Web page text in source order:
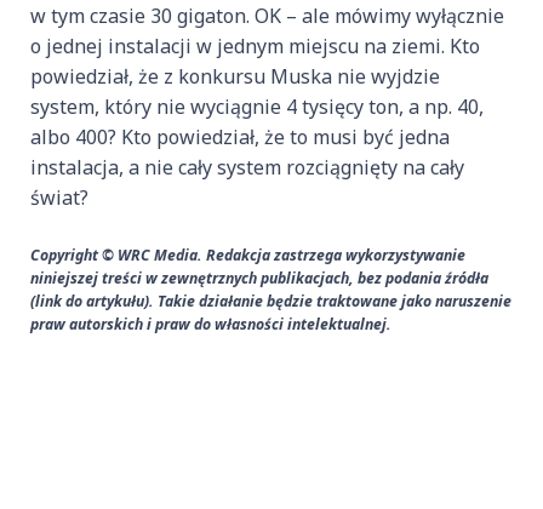
w tym czasie 30 gigaton. OK – ale mówimy wyłącznie
o jednej instalacji w jednym miejscu na ziemi. Kto
powiedział, że z konkursu Muska nie wyjdzie
system, który nie wyciągnie 4 tysięcy ton, a np. 40,
albo 400? Kto powiedział, że to musi być jedna
instalacja, a nie cały system rozciągnięty na cały
świat?
Copyright © WRC Media. Redakcja zastrzega wykorzystywanie
niniejszej treści w zewnętrznych publikacjach, bez podania źródła
(link do artykułu). Takie działanie będzie traktowane jako naruszenie
praw autorskich i praw do własności intelektualnej.